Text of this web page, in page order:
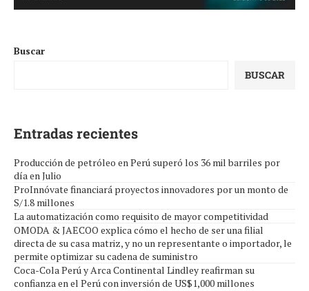
Buscar
BUSCAR
Entradas recientes
Producción de petróleo en Perú superó los 36 mil barriles por
día en Julio
ProInnóvate financiará proyectos innovadores por un monto de
S/1.8 millones
La automatización como requisito de mayor competitividad
OMODA & JAECOO explica cómo el hecho de ser una filial
directa de su casa matriz, y no un representante o importador, le
permite optimizar su cadena de suministro
Coca-Cola Perú y Arca Continental Lindley reafirman su
confianza en el Perú con inversión de US$1,000 millones